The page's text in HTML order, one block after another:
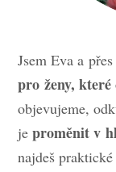
Jsem Eva a
pro ženy,
objevujeme,
jeproměnit v
najdeš